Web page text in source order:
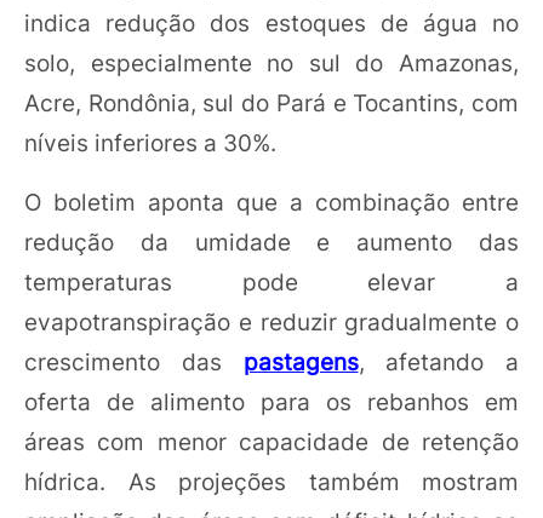
indica redução dos estoques de água no
solo, especialmente no sul do Amazonas,
Acre, Rondônia, sul do Pará e Tocantins, com
níveis inferiores a 30%.
O boletim aponta que a combinação entre
redução da umidade e aumento das
temperaturas pode elevar a
evapotranspiração e reduzir gradualmente o
crescimento das pastagens, afetando a
oferta de alimento para os rebanhos em
áreas com menor capacidade de retenção
hídrica. As projeções também mostram